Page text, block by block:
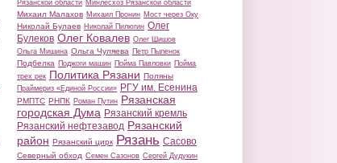
Рязанской области Минлесхоз Рязанской области
Михаил Малахов Михаил Пронин Мост через Оку
Николай Булаев Николай Пилюгин Олег
Булеков Олег Ковалев Олег Шишов
Ольга Мишина Ольга Чуляева Петр Пыленок
Подбелка Поджоги машин Пойма Павловки Пойма
трех рек Политика Рязани Поляны
Праймериз «Единой России» РГУ им. Есенина
РМПТС РНПК Роман Путин Рязанская
городская Дума Рязанский кремль
Рязанский нефтезавод Рязанский
район Рязанский цирк Рязань Сасово
Северный обход Семен Сазонов Сергей Дудукин